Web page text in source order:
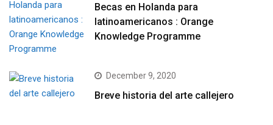
Becas en Holanda para
latinoamericanos : Orange
Knowledge Programme
December 9, 2020
Breve historia del arte callejero